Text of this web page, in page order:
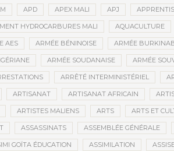
APD APEX MALI APJ
HYDROCARBURES MALI AQUACULTURE
AES ARMÉE BÉNINOISE ARMÉE
ARMÉE SOUDANAISE ARMÉE
ARRÊTÉ INTERMINISTÉRIEL
ARTISANAT ARTISANAT AFRICAIN
ARTISTES MALIENS ARTS ARTS ET
ASSASSINATS ASSEMBLÉE GÉNÉRALE
GOÏTA ÉDUCATION ASSIMILATION